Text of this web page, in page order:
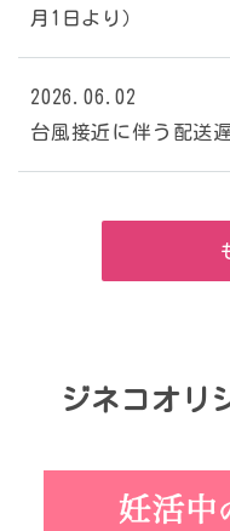
月1日より）
2026.06.02
台風接近に伴う配送
ジネコオリ